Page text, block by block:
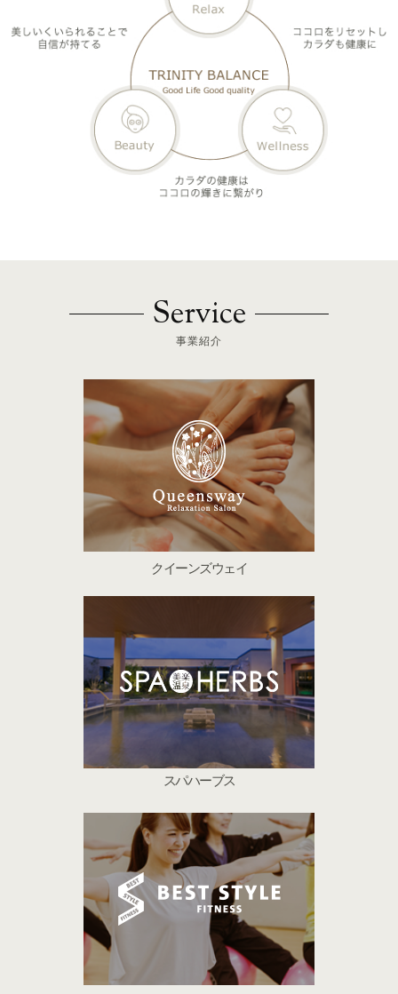
Service
事業紹介
クイーンズウェイ
スパハーブス